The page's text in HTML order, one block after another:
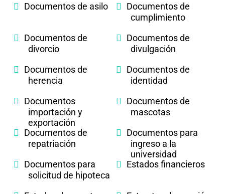
Documentos de asilo
Documentos de
cumplimiento
Documentos de
divorcio
Documentos de
divulgación
Documentos de
herencia
Documentos de
identidad
Documentos
importación y
exportación
Documentos de
mascotas
Documentos de
repatriación
Documentos para
ingreso a la
universidad
Documentos para
solicitud de hipoteca
Estados financieros